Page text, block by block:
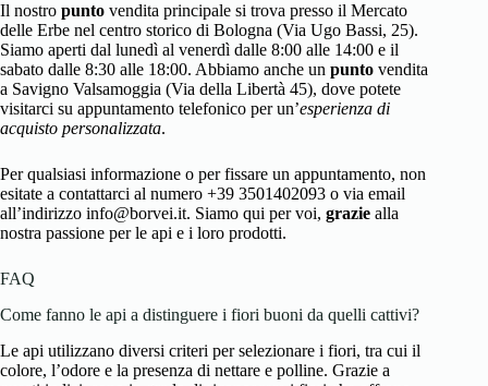
Il nostro punto vendita principale si trova presso il Mercato
delle Erbe nel centro storico di Bologna (Via Ugo Bassi, 25).
Siamo aperti dal lunedì al venerdì dalle 8:00 alle 14:00 e il
sabato dalle 8:30 alle 18:00. Abbiamo anche un punto vendita
a Savigno Valsamoggia (Via della Libertà 45), dove potete
visitarci su appuntamento telefonico per un’esperienza di
acquisto personalizzata.
Per qualsiasi informazione o per fissare un appuntamento, non
esitate a contattarci al numero +39 3501402093 o via email
all’indirizzo info@borvei.it. Siamo qui per voi, grazie alla
nostra passione per le api e i loro prodotti.
FAQ
Come fanno le api a distinguere i fiori buoni da quelli cattivi?
Le api utilizzano diversi criteri per selezionare i fiori, tra cui il
colore, l’odore e la presenza di nettare e polline. Grazie a